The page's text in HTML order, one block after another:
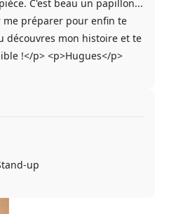
C'est beau un papillon...
me préparer pour enfin te
découvres mon histoire et te
!</p> <p>Hugues</p>
up